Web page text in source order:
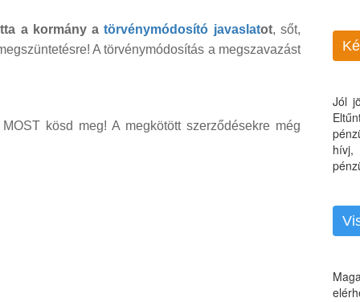
a kormány atörvénymódosító javaslatot, sőt,
A törvénymódosítás a megszavazást
kösd meg! A megkötött szerződésekre még
Jól
hívj,